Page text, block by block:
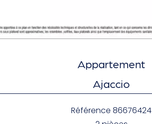
Appartement
Ajaccio
Référence 86676424